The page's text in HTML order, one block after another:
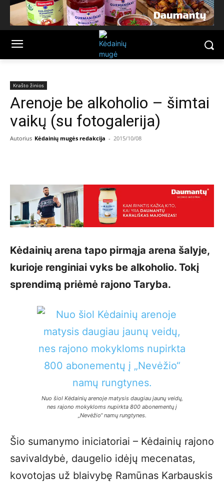
Krašto žinios
Arenoje be alkoholio – šimtai
vaikų (su fotogalerija)
Autorius Kėdainių mugės redakcija - 2015/10/08
Kėdainių arena tapo pirmąja arena šalyje,
kurioje renginiai vyks be alkoholio. Tokį
sprendimą priėmė rajono Taryba.
Nuo šiol Kėdainių arenoje matysis daugiau jaunų veidų,
nes rajono mokykloms nupirkta 800 abonementų į
„Nevėžio“ namų rungtynes.
Šio sumanymo iniciatoriai – Kėdainių rajono
savivaldybė, daugelio idėjų mecenatas,
kovotojas už blaivybę Ramūnas Karbauskis